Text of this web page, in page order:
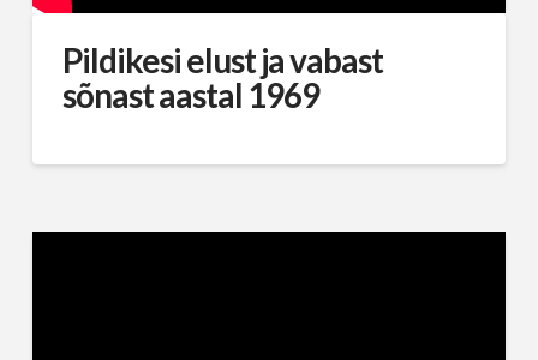
Pildikesi elust ja vabast
sõnast aastal 1969